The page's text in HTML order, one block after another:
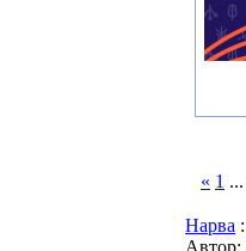
« 1 ...
Нарва :
Автор: